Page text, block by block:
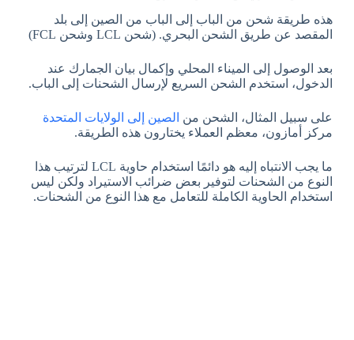
هذه طريقة شحن من الباب إلى الباب من الصين إلى بلد
المقصد عن طريق الشحن البحري. (شحن LCL وشحن FCL)
بعد الوصول إلى الميناء المحلي وإكمال بيان الجمارك عند
الدخول، استخدم الشحن السريع لإرسال الشحنات إلى الباب.
على سبيل المثال، الشحن من الصين إلى الولايات المتحدة
مركز أمازون، معظم العملاء يختارون هذه الطريقة.
ما يجب الانتباه إليه هو دائمًا استخدام حاوية LCL لترتيب هذا
النوع من الشحنات لتوفير بعض ضرائب الاستيراد ولكن ليس
استخدام الحاوية الكاملة للتعامل مع هذا النوع من الشحنات.